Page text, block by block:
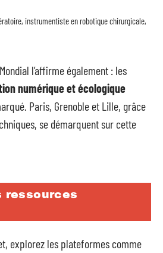
instrumentiste en robotique chirurgicale,
l’affirme également : les
numérique et écologique
Paris, Grenoble et Lille, grâce
se démarquent sur cette
ressources
explorez les plateformes comme